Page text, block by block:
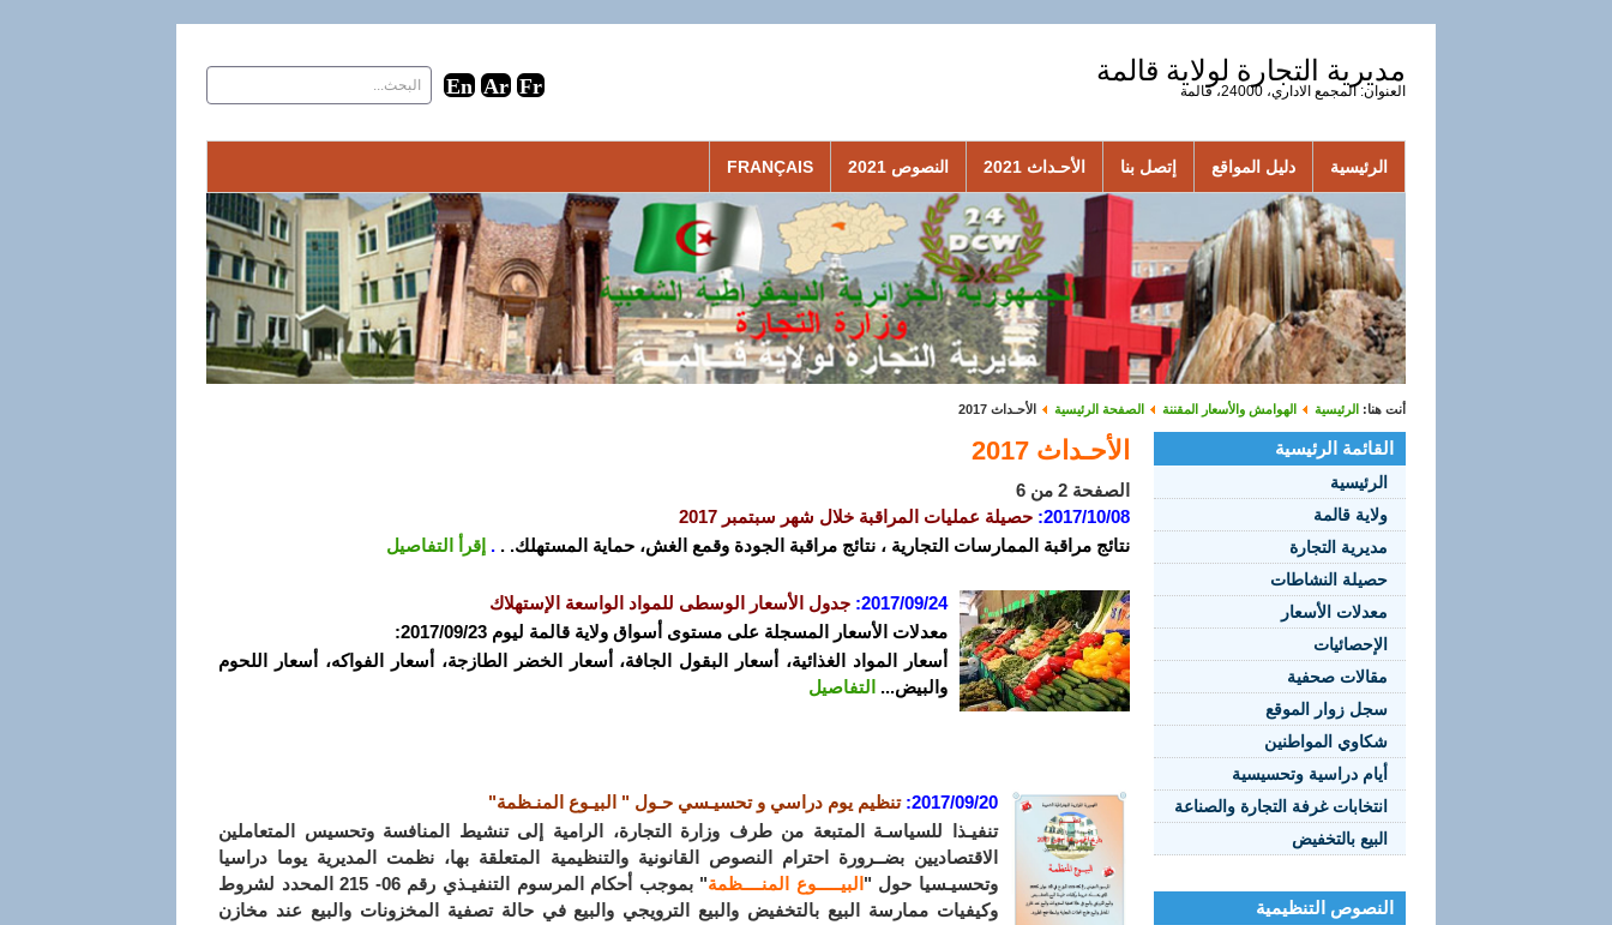
مديرية التجارة لولاية قالمة
العنوان: المجمع الاداري، 24000، قالمة
الرئيسية دليل المواقع إتصل بنا الأحـداث 2021 النصوص 2021 FRANÇAIS
أنت هنا: الرئيسية الهوامش والأسعار المقننة الصفحة الرئيسية الأحـداث 2017
القائمة الرئيسية
الرئيسية
ولاية قالمة
مديرية التجارة
حصيلة النشاطات
معدلات الأسعار
الإحصائيات
مقالات صحفية
سجل زوار الموقع
شكاوي المواطنين
أيام دراسية وتحسيسية
انتخابات غرفة التجارة والصناعة
البيع بالتخفيض
النصوص التنظيمية
الأحـداث 2017
الصفحة 2 من 6
2017/10/08
: حصيلة عمليات المراقبة خلال شهر سبتمبر 2017
نتائج مراقبة الممارسات التجارية ، نتائج مراقبة الجودة وقمع الغش، حماية المستهلك. . . إقرأ التفاصيل
2017/09/24: جدول الأسعار الوسطى للمواد الواسعة الإستهلاك
معدلات الأسعار المسجلة على مستوى أسواق ولاية قالمة ليوم 2017/09/23:
أسعار المواد الغذائية، أسعار البقول الجافة، أسعار الخضر الطازجة، أسعار الفواكه، أسعار اللحوم
والبيض... التفاصيل
2017/09/20: تنظيم يوم دراسي و تحسيـسي حـول " البيـوع المنـظمة"
تنفيـذا للسياسـة المتبعة من طرف وزارة التجارة، الرامية إلى تنشيط المنافسة وتحسيس المتعاملين
الاقتصاديين بضــرورة احترام النصوص القانونية والتنظيمية المتعلقة بها، نظمت المديرية يوما دراسيا
وتحسيـسيا حول " البيـــــوع المنــــظمة
" بموجب أحكام المرسوم التنفيـذي رقم 06- 215 المحدد لشروط
وكيفيات ممارسة البيع بالتخفيض والبيع الترويجي والبيع في حالة تصفية المخزونات والبيع عند مخازن